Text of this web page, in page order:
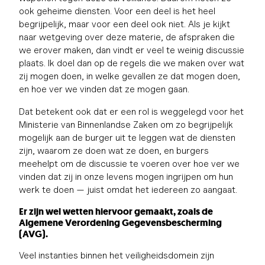
ook geheime diensten. Voor een deel is het heel
begrijpelijk, maar voor een deel ook niet. Als je kijkt
naar wetgeving over deze materie, de afspraken die
we erover maken, dan vindt er veel te weinig discussie
plaats. Ik doel dan op de regels die we maken over wat
zij mogen doen, in welke gevallen ze dat mogen doen,
en hoe ver we vinden dat ze mogen gaan.
Dat betekent ook dat er een rol is weggelegd voor het
Ministerie van Binnenlandse Zaken om zo begrijpelijk
mogelijk aan de burger uit te leggen wat de diensten
zijn, waarom ze doen wat ze doen, en burgers
meehelpt om de discussie te voeren over hoe ver we
vinden dat zij in onze levens mogen ingrijpen om hun
werk te doen — juist omdat het iedereen zo aangaat.
Er zijn wel wetten hiervoor gemaakt, zoals de
Algemene Verordening Gegevensbescherming
(AVG).
Veel instanties binnen het veiligheidsdomein zijn